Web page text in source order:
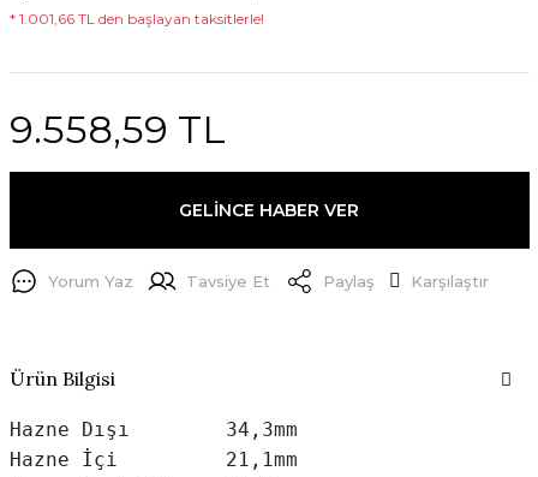
* 1.001,66 TL den başlayan taksitlerle!
9.558,59 TL
GELİNCE HABER VER
Yorum Yaz Tavsiye Et Paylaş Karşılaştır
Ürün Bilgisi
Hazne Dışı        34,3mm
Hazne İçi         21,1mm